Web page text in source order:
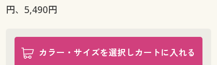
円、5,490円
カラー・サイズを選択しカートに入れる